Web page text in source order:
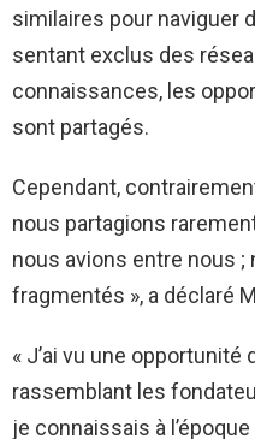
similaires pour naviguer
sentant exclus des
connaissances, les
sont partagés.
Cependant,
nous partagions
nous avions entre nous
fragmentés », a déclaré
« J’ai vu une opportunité
rassemblant les
je connaissais à